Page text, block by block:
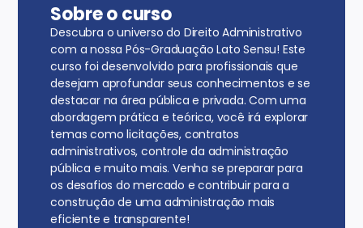
Sobre o curso
Descubra o universo do Direito Administrativo
com a nossa Pós-Graduação Lato Sensu! Este
curso foi desenvolvido para profissionais que
desejam aprofundar seus conhecimentos e se
destacar na área pública e privada. Com uma
abordagem prática e teórica, você irá explorar
temas como licitações, contratos
administrativos, controle da administração
pública e muito mais. Venha se preparar para
os desafios do mercado e contribuir para a
construção de uma administração mais
eficiente e transparente!